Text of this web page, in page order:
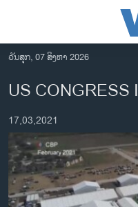
ເຂົ້າ
ຫາ
ຂ້າມ
ຂ້າມ
ຂ້າມ
ຫາ
ຊອກ
ຄົ້ນ
ລາວ
ອາເມຣິກາ
ການເລືອກຕັ້ງ ປະທານາທີບໍດີ
ຂ່າວ​ຈີນ
ໂລກ
ວັນສຸກ, 07 ສິງຫາ 2026
US CONGRESS
17,03,2021